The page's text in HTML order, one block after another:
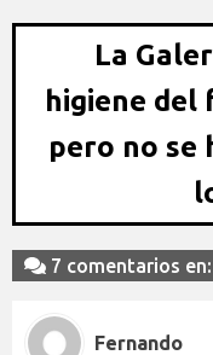
La
higiene del
pero no se
7 comentarios
Fernando